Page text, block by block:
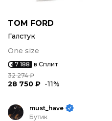
TOM FORD
Галстук
One size
7 188 в Сплит
32 274 ₽
28 750 ₽ -11%
must_have
Бутик